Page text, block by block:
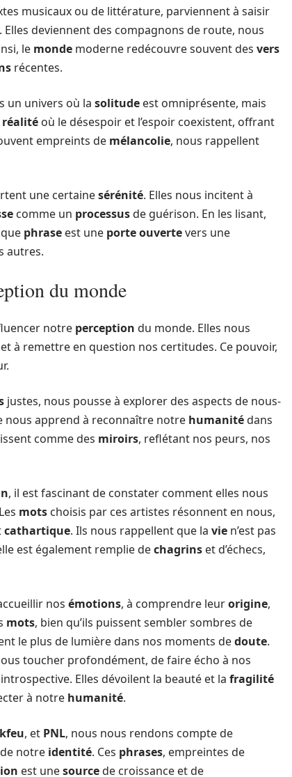
musicaux ou de littérature, parviennent à saisir
. Elles deviennent des compagnons de route, nous
le monde moderne redécouvre souvent des vers
récentes.
un univers où la solitude est omniprésente, mais
réalité où le désespoir et l’espoir coexistent, offrant
empreints de mélancolie, nous rappellent
une certainesérénité. Elles nous incitent à
comme un processusde guérison. En les lisant,
phrase est une porte ouvertevers une
autres.
du monde
notre perception du monde. Elles nous
et à remettre en question nos certitudes. Ce pouvoir,
justes, nous pousse à explorer des aspects de nous-
nous apprend à reconnaître notre humanitédans
comme des miroirs, reflétant nos peurs, nos
, il est fascinant de constater comment elles nous
mots choisis par ces artistes résonnent en nous,
cathartique. Ils nous rappellent que la vie n’est pas
est également remplie dechagrins et d’échecs,
nos émotions, à comprendre leurorigine,
mots, bien qu’ils puissent sembler sombres de
le plus de lumière dans nos moments dedoute.
toucher profondément, de faire écho à nos
introspective. Elles dévoilent la beauté et la fragilité
à notre humanité.
, et PNL, nous nous rendons compte de
notre identité. Ces phrases, empreintes de
est unesourcede croissance et de